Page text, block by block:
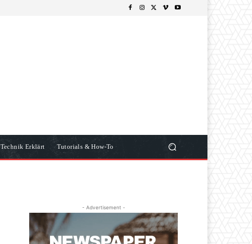
Technik Erklärt Tutorials & How-To
- Advertisement -